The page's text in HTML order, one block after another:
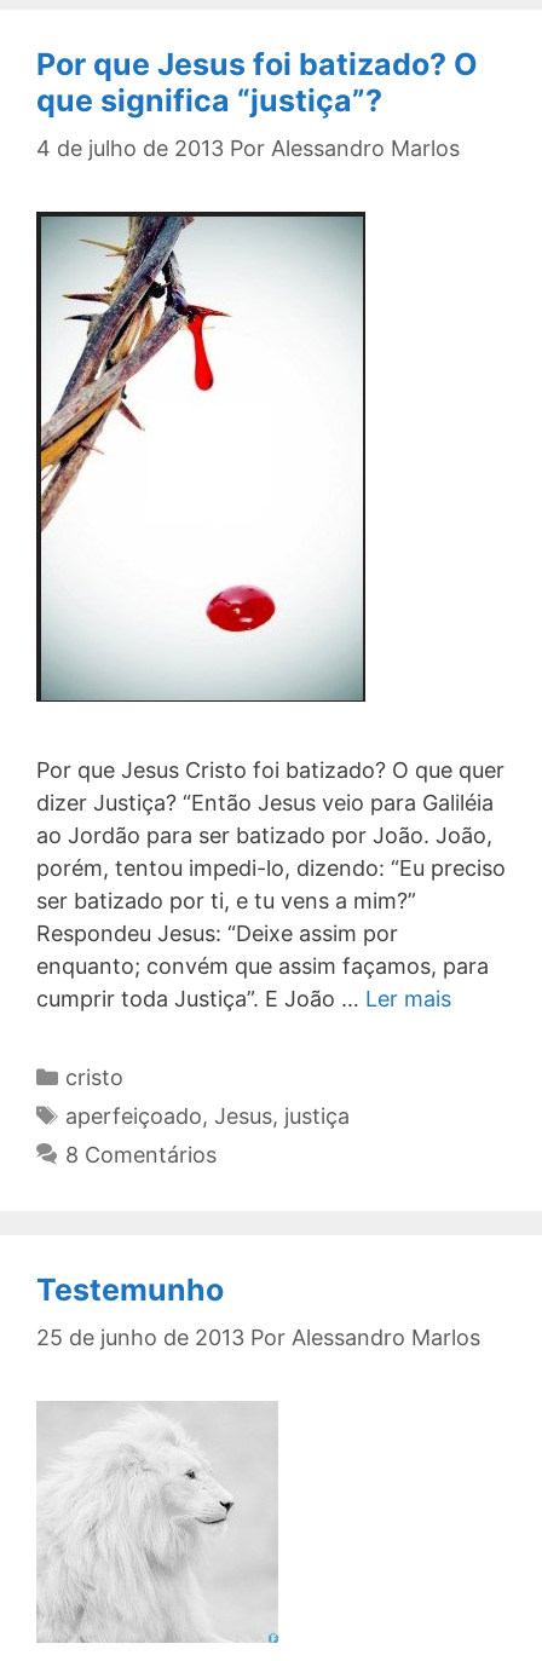
Por que Jesus foi batizado? O
que significa “justiça”?
4 de julho de 2013 Por Alessandro Marlos
Por que Jesus Cristo foi batizado? O que quer
dizer Justiça? “Então Jesus veio para Galiléia
ao Jordão para ser batizado por João. João,
porém, tentou impedi-lo, dizendo: “Eu preciso
ser batizado por ti, e tu vens a mim?”
Respondeu Jesus: “Deixe assim por
enquanto; convém que assim façamos, para
cumprir toda Justiça”. E João … Ler mais
Categorias
cristo
Tags
aperfeiçoado, Jesus, justiça
8 Comentários
Testemunho
25 de junho de 2013 Por Alessandro Marlos